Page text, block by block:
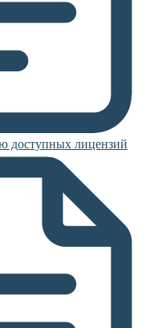
доступных лицензий